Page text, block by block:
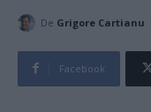
De Grigore Cartianu
Facebook